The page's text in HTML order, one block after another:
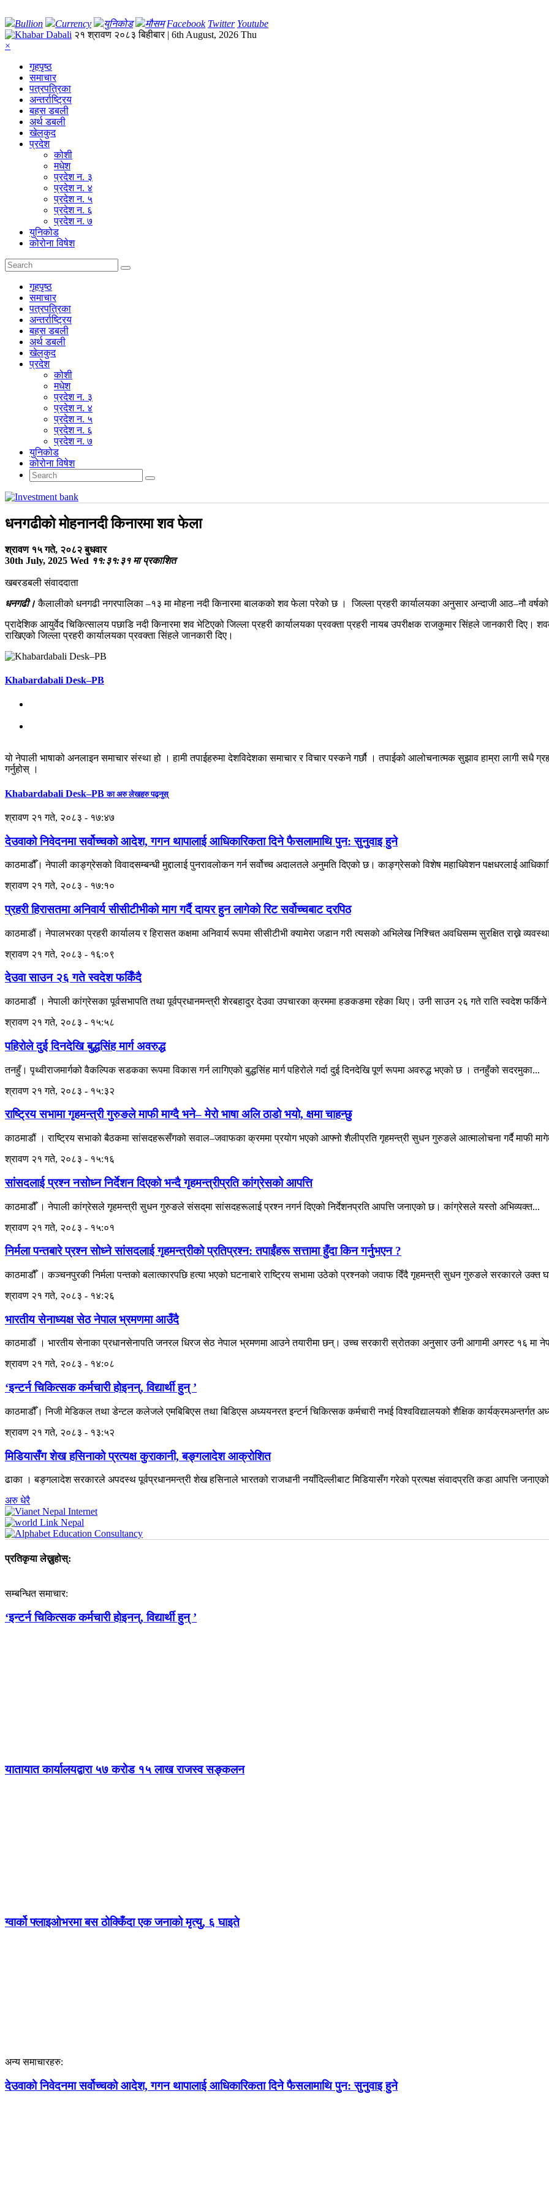
Bullion Currency युनिकोड मौसम Facebook Twitter Youtube
२१ श्रावण २०८३ बिहीबार | 6th August, 2026 Thu
×
गृहपृष्‍ठ
समाचार
पत्रपत्रिका
अन्तर्राष्ट्रिय
बहस डबली
अर्थ डबली
खेलकुद
प्रदेश
कोशी
मधेश
प्रदेश न. ३
प्रदेश न. ४
प्रदेश न. ५
प्रदेश न. ६
प्रदेश न. ७
युनिकोड
कोरोना विषेश
गृहपृष्‍ठ
समाचार
पत्रपत्रिका
अन्तर्राष्ट्रिय
बहस डबली
अर्थ डबली
खेलकुद
प्रदेश
कोशी
मधेश
प्रदेश न. ३
प्रदेश न. ४
प्रदेश न. ५
प्रदेश न. ६
प्रदेश न. ७
युनिकोड
कोरोना विषेश
धनगढीको मोहनानदी किनारमा शव फेला
श्रावण १५ गते, २०८२ बुधवार
30th July, 2025 Wed ११:३१:३१ मा प्रकाशित
खबरडबली संवाददाता
धनगढी। कैलालीको धनगढी नगरपालिका –१३ मा मोहना नदी किनारमा बालकको शव फेला परेको छ । जिल्ला प्रहरी कार्यालयका अनुसार अन्दाजी आठ–नौ
प्रादेशिक आयुर्वेद चिकित्सालय पछाडि नदी किनारमा शव भेटिएको जिल्ला प्रहरी कार्यालयका प्रवक्ता प्रहरी नायब उपरीक्षक राजकुमार सिंहले जानकारी
राखिएको जिल्ला प्रहरी कार्यालयका प्रवक्ता सिंहले जानकारी दिए।
Khabardabali Desk–PB
यो नेपाली भाषाको अनलाइन समाचार संस्था हो । हामी तपाईहरुमा देशविदेशका समाचार र विचार पस्कने गर्छौ । तपाईको आलोचनात्मक सुझाव हाम्रा लागी सधै
गर्नुहोस् ।
Khabardabali Desk–PBका अरु लेखहरु पढ्नुस्
श्रावण २१ गते, २०८३ - १७:४७
देउवाको निवेदनमा सर्वोच्चको आदेश, गगन थापालाई आधिकारिकता दिने फैसलामाथि पुन: सुनुवाइ हुने
काठमाडौँ। नेपाली काङ्ग्रेसको विवादसम्बन्धी मुद्दालाई पुनरावलोकन गर्न सर्वोच्च अदालतले अनुमति दिएको छ। काङ्ग्रेसको विशेष महाधिवेशन पक्षधरलाई
श्रावण २१ गते, २०८३ - १७:१०
प्रहरी हिरासतमा अनिवार्य सीसीटीभीको माग गर्दै दायर हुन लागेको रिट सर्वोच्चबाट दरपिठ
काठमाडौं। नेपालभरका प्रहरी कार्यालय र हिरासत कक्षमा अनिवार्य रूपमा सीसीटीभी क्यामेरा जडान गरी त्यसको अभिलेख निश्चित अवधिसम्म सुरक्षित राख्ने
श्रावण २१ गते, २०८३ - १६:०९
देउवा साउन २६ गते स्वदेश फर्किँदै
काठमाडौं । नेपाली कांग्रेसका पूर्वसभापति तथा पूर्वप्रधानमन्त्री शेरबहादुर देउवा उपचारका क्रममा हङकङमा रहेका थिए। उनी साउन २६ गते राति स्वदेश
श्रावण २१ गते, २०८३ - १५:५८
पहिरोले दुई दिनदेखि बुद्धसिंह मार्ग अवरुद्ध
तनहुँ। पृथ्वीराजमार्गको वैकल्पिक सडकका रूपमा विकास गर्न लागिएको बुद्धसिंह मार्ग पहिरोले गर्दा दुई दिनदेखि पूर्ण रूपमा अवरुद्ध भएको छ । तनहुँको सदरमुका...
श्रावण २१ गते, २०८३ - १५:३२
राष्ट्रिय सभामा गृहमन्त्री गुरुङले माफी माग्दै भने– मेरो भाषा अलि ठाडो भयो, क्षमा चाहन्छु
काठमाडौं । राष्ट्रिय सभाको बैठकमा सांसदहरूसँगको सवाल–जवाफका क्रममा प्रयोग भएको आफ्नो शैलीप्रति गृहमन्त्री सुधन गुरुङले आत्मालोचना गर्दै माफी
श्रावण २१ गते, २०८३ - १५:१६
सांसदलाई प्रश्न नसोध्न निर्देशन दिएको भन्दै गृहमन्त्रीप्रति कांग्रेसको आपत्ति
काठमाडौँ । नेपाली कांग्रेसले गृहमन्त्री सुधन गुरुङले संसद्‌मा सांसदहरूलाई प्रश्न नगर्न दिएको निर्देशनप्रति आपत्ति जनाएको छ। कांग्रेसले यस्तो अभिव्यक्त...
श्रावण २१ गते, २०८३ - १५:०१
निर्मला पन्तबारे प्रश्न सोध्ने सांसदलाई गृहमन्त्रीको प्रतिप्रश्न: तपाईंहरू सत्तामा हुँदा किन गर्नुभएन ?
काठमाडौँ । कञ्चनपुरकी निर्मला पन्तको बलात्कारपछि हत्या भएको घटनाबारे राष्ट्रिय सभामा उठेको प्रश्नको जवाफ दिँदै गृहमन्त्री सुधन गुरुङले सरकारले उक्त
श्रावण २१ गते, २०८३ - १४:२६
भारतीय सेनाध्यक्ष सेठ नेपाल भ्रमणमा आउँदै
काठमाडौं । भारतीय सेनाका प्रधानसेनापति जनरल धिरज सेठ नेपाल भ्रमणमा आउने तयारीमा छन्। उच्च सरकारी स्रोतका अनुसार उनी आगामी अगस्ट १६ मा
श्रावण २१ गते, २०८३ - १४:०८
‘इन्टर्न चिकित्सक कर्मचारी होइनन्, विद्यार्थी हुन् ’
काठमाडौँ। निजी मेडिकल तथा डेन्टल कलेजले एमबिबिएस तथा बिडिएस अध्ययनरत इन्टर्न चिकित्सक कर्मचारी नभई विश्वविद्यालयको शैक्षिक कार्यक्रमअन्तर्गत
श्रावण २१ गते, २०८३ - १३:५२
मिडियासँग शेख हसिनाको प्रत्यक्ष कुराकानी, बङ्गलादेश आक्रोशित
ढाका । बङ्गलादेश सरकारले अपदस्थ पूर्वप्रधानमन्त्री शेख हसिनाले भारतको राजधानी नयाँदिल्लीबाट मिडियासँग गरेको प्रत्यक्ष संवादप्रति कडा आपत्ति
अरु धेरै
प्रतिकृया लेख्नुहोस्:
सम्बन्धित समाचार:
‘इन्टर्न चिकित्सक कर्मचारी होइनन्, विद्यार्थी हुन् ’
यातायात कार्यालयद्वारा ५७ करोड १५ लाख राजस्व सङ्कलन
ग्वार्को फ्लाइओभरमा बस ठोक्किँदा एक जनाको मृत्यु, ६ घाइते
अन्य समाचारहरु:
देउवाको निवेदनमा सर्वोच्चको आदेश, गगन थापालाई आधिकारिकता दिने फैसलामाथि पुन: सुनुवाइ हुने